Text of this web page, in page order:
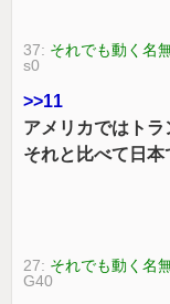
37: それでも動く名
s0
>>11
アメリカではトラ
それと比べて日本
27: それでも動く名
G40